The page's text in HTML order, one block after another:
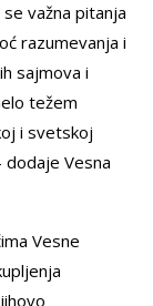
važna pitanja
razumevanja i
sajmova i
težem
i svetskoj
dodaje Vesna
Vesne